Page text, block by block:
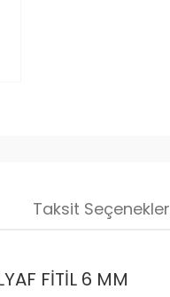
Taksit
FİTİL 6 MM